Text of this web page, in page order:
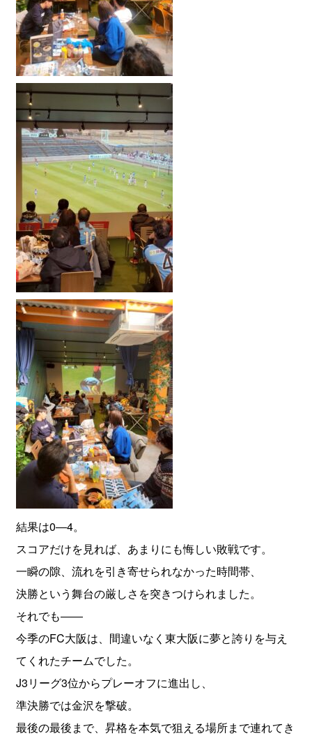
結果は0―4。
スコアだけを見れば、あまりにも悔しい敗戦です。
一瞬の隙、流れを引き寄せられなかった時間帯、
決勝という舞台の厳しさを突きつけられました。
それでも――
今季のFC大阪は、間違いなく東大阪に夢と誇りを与え
てくれたチームでした。
J3リーグ3位からプレーオフに進出し、
準決勝では金沢を撃破。
最後の最後まで、昇格を本気で狙える場所まで連れてき